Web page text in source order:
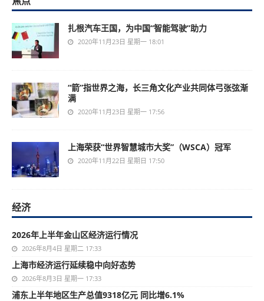
扎根汽车王国，为中国“智能驾驶”助力
2020年11月23日 星期一 18:01
“箭”指世界之海，长三角文化产业共同体弓张弦渐
满
2020年11月23日 星期一 17:56
上海荣获“世界智慧城市大奖”（WSCA）冠军
2020年11月22日 星期日 17:50
经济
2026年上半年金山区经济运行情况
2026年8月4日 星期二 17:33
上海市经济运行延续稳中向好态势
2026年8月3日 星期一 17:33
浦东上半年地区生产总值9318亿元 同比增6.1%